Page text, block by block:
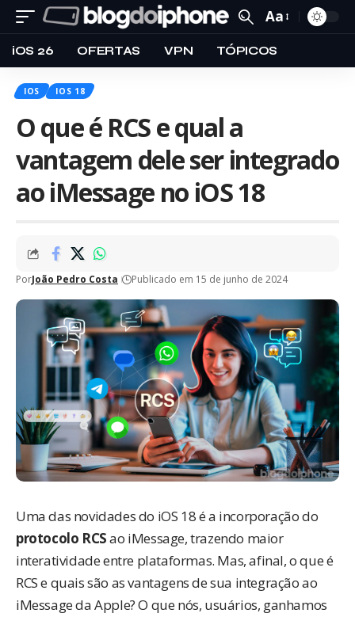
Aa
iOS 26 OFERTAS VPN TÓPICOS
IOS IOS 18
O que é RCS e qual a
vantagem dele ser integrado
ao iMessage no iOS 18
PorJoão Pedro Costa Publicado em 15 de junho de 2024
Uma das novidades do iOS 18é a incorporação do
protocolo RCSao iMessage, trazendo maior
interatividade entre plataformas. Mas, afinal, o que é
RCS e quais são as vantagens de sua integração ao
iMessage da Apple? O que nós, usuários, ganhamos